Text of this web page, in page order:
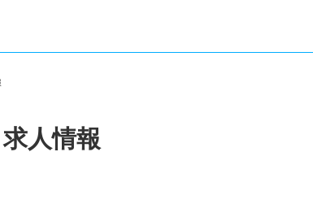
人情報